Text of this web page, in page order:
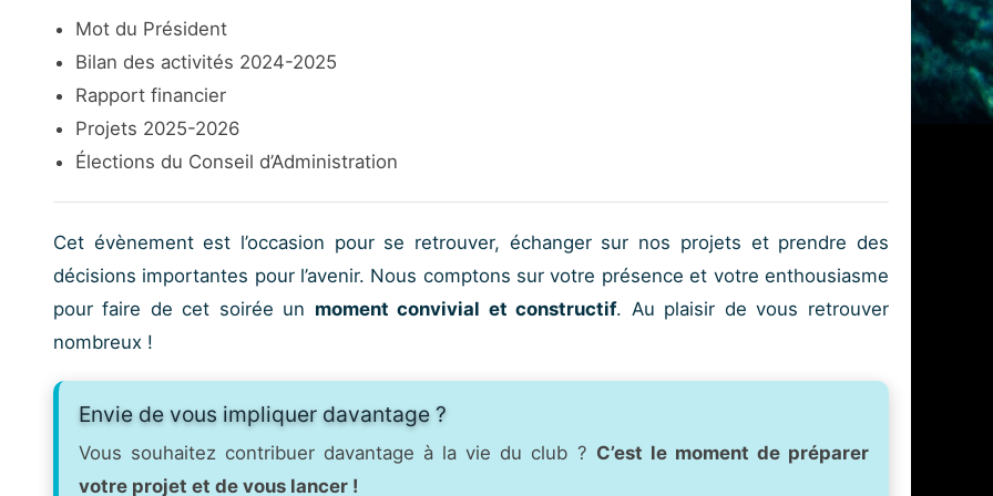
Mot du Président
Bilan des activités 2024-2025
Rapport financier
Projets 2025-2026
Élections du Conseil d’Administration
Cet évènement est l’occasion pour se retrouver, échanger sur nos projets et prendre des
décisions importantes pour l’avenir. Nous comptons sur votre présence et votre enthousiasme
pour faire de cet soirée un moment convivial et constructif. Au plaisir de vous retrouver
nombreux !
Envie de vous impliquer davantage ?
Vous souhaitez contribuer davantage à la vie du club ? C’est le moment de préparer
votre projet et de vous lancer !